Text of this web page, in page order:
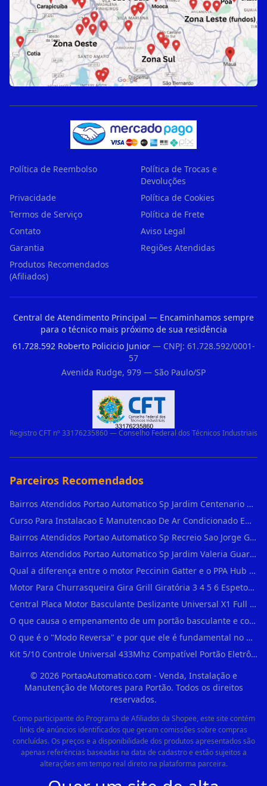
Política de Reembolso
Política de Trocas e
Devoluções
Privacidade
Política de Cookies
Termos de Serviço
Política de Frete
Contato
Aviso Legal
Garantia
Regiões Atendidas
Produtos Recomendados
(Afiliados)
Central de Atendimento Principal — Encaminhamos sempre
para o técnico mais próximo de sua residência
61.728.592 Roberto Policicio Junior— CNPJ: 61.728.592/0001-
57
Avenida Rudge, 979 — São Paulo/SP
Registro CFT nº 33176235860 — Conselho Federal dos Técnicos Industriais
Parceiros Recomendados
Bairros Atendidos Portao Automatico Sp Jardim Centenario Guarulhos Sp Motor Para Portao Automatico Eletronico
Curso Para Instalacao E Manutencao De Ar Condicionado Em Sao Paulo
Bairros Atendidos Portao Automatico Sp Recreio Sao Jorge Guarulhos Sp Motor Para Portao Automatico Eletronico
Bairros Atendidos Portao Automatico Sp Jardim Valeria Guarulhos Sp Motor Para Portao Automatico Eletronico
Qual a diferença entre o motor Peccinin Gatter e o PPA Hub em Vila Romana?
Motor Para Churrasqueira Gira Grill Giratória 3 4 5 6 Espetos Gme Maxtorque Bivo em Cidade Dutra
Central Placa Motor Basculante Deslizante Universal X1 Full Range 433mhz em Vila Prudente
O que causa o empenamento de um portão basculante e como evitar em Campo Belo?
O que é o "Modo Reversa" e por que ele é fundamental no dia a dia em Itapevi?
Kit 5/10 Controle Universal 433Mhz Compatível Portão Eletrônico Garagem Residenc em Pinheiros
© 2026PortaoAutomatico.com - Venda, Instalação e
Manutenção de Motores para Portão. Todos os direitos
reservados.
Como participante do Programa de Afiliados da Shopee, este site contém
links de anúncios identificados que geram comissões sobre compras
concluídas. Os preços e a disponibilidade dos produtos apresentados são
apenas referências baseadas na data de cadastro e estão sujeitos a
alterações em tempo real direto na plataforma parceira.